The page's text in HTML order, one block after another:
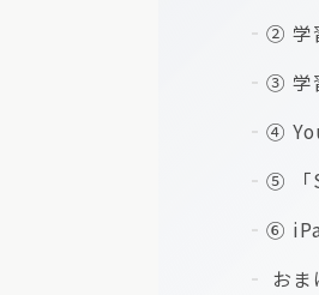
② 学
③ 学
④
⑤ 「
⑥
おま